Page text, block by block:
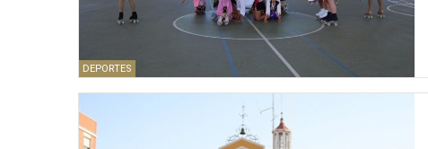
DEPORTES